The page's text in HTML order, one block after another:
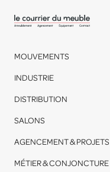
MOUVEMENTS
INDUSTRIE
DISTRIBUTION
SALONS
AGENCEMENT & PROJETS
MÉTIER & CONJONCTURE